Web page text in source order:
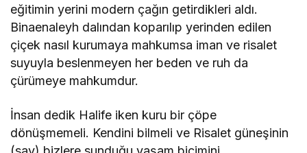
eğitimin yerini modern çağın getirdikleri aldı.
Binaenaleyh dalından koparılıp yerinden edilen
çiçek nasıl kurumaya mahkumsa iman ve risalet
suyuyla beslenmeyen her beden ve ruh da
çürümeye mahkumdur.
İnsan dedik Halife iken kuru bir çöpe
dönüşmemeli. Kendini bilmeli ve Risalet güneşinin